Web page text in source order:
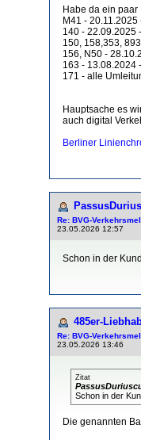
Habe da ein
M41 -
140 - 22.09.2025
150, 158,353,
156, N50 -
163 - 13.08.2024
171 - alle
Hauptsache es
auch digital
Berliner
Re: BVG-
23.05.2026 12:57
Schon in der
485er-
Re: BVG-
23.05.2026 13:46
Zitat
Schon in der
Die genannten